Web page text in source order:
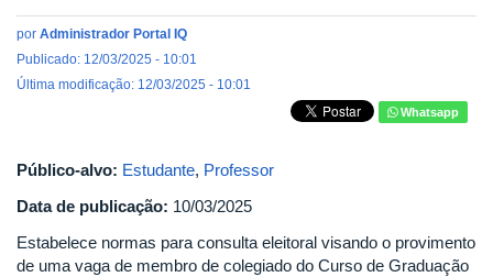
por Administrador Portal IQ
Publicado: 12/03/2025 - 10:01
Última modificação: 12/03/2025 - 10:01
Whatsapp
Público-alvo: Estudante, Professor
Data de publicação: 10/03/2025
Estabelece normas para consulta eleitoral visando o provimento
de uma vaga de membro de colegiado do Curso de Graduação